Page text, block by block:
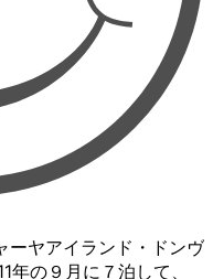
ーヤアイランド・ドンヴ
の９月に７泊して、